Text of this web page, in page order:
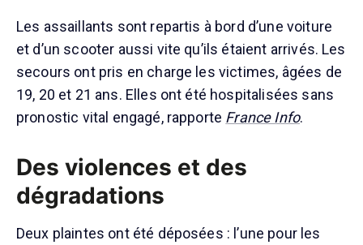
Les assaillants sont repartis à bord d’une voiture
et d’un scooter aussi vite qu’ils étaient arrivés. Les
secours ont pris en charge les victimes, âgées de
19, 20 et 21 ans. Elles ont été hospitalisées sans
pronostic vital engagé, rapporte France Info.
Des violences et des
dégradations
Deux plaintes ont été déposées : l’une pour les